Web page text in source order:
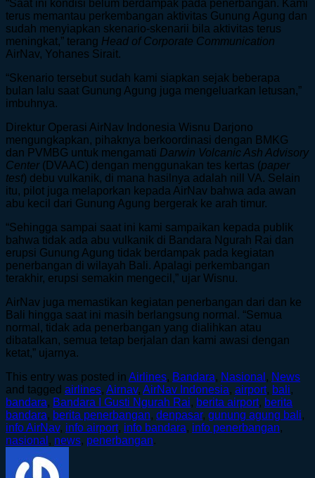
“Saat ini kondisi belum berdampak pada penerbangan. Kami
terus memantau perkembangan aktivitas Gunung Agung dan
sudah menyiapkan skenario-skenarii bila aktivitas terus
meningkat,” terang Head of Corporate Communication
AirNav, Yohanes Sirait.
“Skenario tersebut sudah kami siapkan sejak beberapa
bulan lalu saat Gunung Agung juga mengeluarkan letusan,”
imbuhnya.
Direktur Operasi AirNav Indonesia Wisnu Darjono
mengungkapkan, pihaknya berkoordinasi dengan BMKG
dan PVMBG untuk mengamati Darwin Volcanic Ash Advisory
Center(DVAAC) dengan menggunakan tes kertas (paper
test) debu vulkanik, di mana hasilnya adalah nill VA. Selain
itu, pilot juga melaporkan kepada AirNav bahwa ada awan
abu kecil dari Gunung Agung bergerak ke arah timur.
“Sehingga sampai saat ini kami sampaikan kepada publik
bahwa tidak ada abu vulkanik di Bandara Ngurah Rai dan
erupsi Gunung Agung tidak berdampak pada kegiatan
penerbangan di wilayah Bali. Apalagi perkembangan
terakhir, erupsi semakin mengecil,” ujar Wisnu.
AirNav juga memastikan kegiatan penerbangan dari dan ke
Bali hingga saat ini masih berlangsung normal. “Semua
normal, tidak ada penerbangan yang dialihkan atau
dibatalkan, semua tetap berjalan dan kami awasi dengan
ketat,” ujarnya.
This entry was posted in Airlines, Bandara, Nasional , News
and tagged airlines, Airnav, AirNav Indonesia, airport, bali,
bandara, Bandara I Gusti Ngurah Rai, berita airport, berita
bandara, berita penerbangan, denpasar, gunung agung bali,
info AirNav, info airport, info bandara, info penerbangan,
nasional , news, penerbangan.